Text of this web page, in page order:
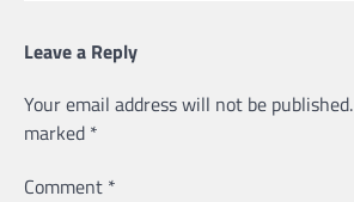
Leave a Reply
Your email address will not be published.
marked *
Comment *